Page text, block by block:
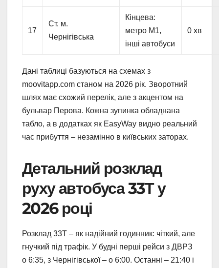
17
Ст. м.
Чернігівська
Кінцева:
метро М1,
інші автобуси
0 хв
Дані таблиці базуються на схемах з
moovitapp.com станом на 2026 рік. Зворотний
шлях має схожий перелік, але з акцентом на
бульвар Перова. Кожна зупинка обладнана
табло, а в додатках як EasyWay видно реальний
час прибуття – незамінно в київських заторах.
Детальний розклад
руху автобуса 33Т у
2026 році
Розклад 33Т – як надійний годинник: чіткий, але
гнучкий під трафік. У будні перші рейси з ДВРЗ
о 6:35, з Чернігівської – о 6:00. Останні – 21:40 і